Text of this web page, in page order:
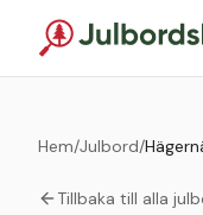
Hem/Julbord/
Tillbaka till alla